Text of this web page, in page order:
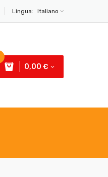
Lingua: Italiano
0,00 €